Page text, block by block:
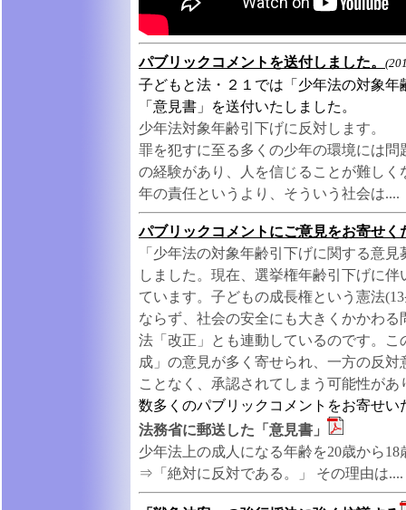
パブリックコメントを送付しました。
子どもと法・２１では「少年法の対象
「意見書」を送付いたしました。
少年法対象年齢引下げに反対します。
罪を犯すに至る多くの少年の環境には
の経験があり、人を信じることが難し
年の責任というより、そういう社会は....
パブリックコメントにご意見をお寄せく
「少年法の対象年齢引下げに関する意
しました。現在、選挙権年齢引下げに
ています。子どもの成長権という憲法
ならず、社会の安全にも大きくかかわ
法「改正」とも連動しているのです。
成」の意見が多く寄せられ、一方の反
ことなく、承認されてしまう可能性があ
数多くのパブリックコメントをお寄せ
法務省に郵送した「意見書」
少年法上の成人になる年齢を20歳から
⇒「絶対に反対である。」 その理由は....